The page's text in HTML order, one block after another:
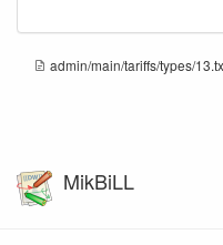
admin/main/tariffs/types/
MikBiLL